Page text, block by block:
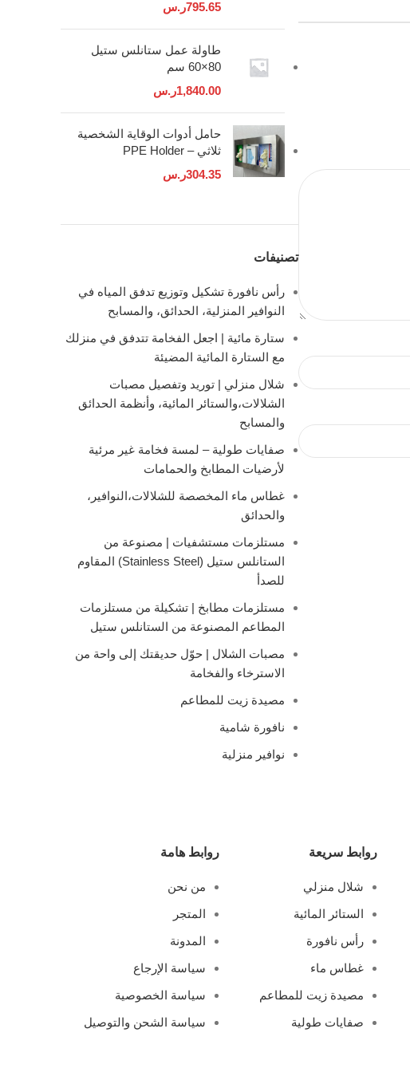
795.65ر.س
طاولة عمل ستانلس ستيل
80×60 سم
1,840.00ر.س
حامل أدوات الوقاية الشخصية
ثلاثي – PPE Holder
304.35ر.س
تصنيفات
رأس نافورة تشكيل وتوزيع تدفق المياه في
النوافير المنزلية، الحدائق، والمسابح
ستارة مائية | اجعل الفخامة تتدفق في منزلك
مع الستارة المائية المضيئة
شلال منزلي | توريد وتفصيل مصبات
الشلالات،والستائر المائية، وأنظمة الحدائق
والمسابح
صفايات طولية – لمسة فخامة غير مرئية
لأرضيات المطابخ والحمامات
غطاس ماء المخصصة للشلالات،النوافير،
والحدائق
مستلزمات مستشفيات | مصنوعة من
الستانلس ستيل (Stainless Steel) المقاوم
للصدأ
مستلزمات مطابخ | تشكيلة من مستلزمات
المطاعم المصنوعة من الستانلس ستيل
مصبات الشلال | حوّل حديقتك إلى واحة من
الاسترخاء والفخامة
مصيدة زيت للمطاعم
نافورة شامية
نوافير منزلية
روابط سريعة
شلال منزلي
الستائر المائية
رأس نافورة
غطاس ماء
مصيدة زيت للمطاعم
صفايات طولية
روابط هامة
من نحن
المتجر
المدونة
سياسة الإرجاع
سياسة الخصوصية
سياسة الشحن والتوصيل